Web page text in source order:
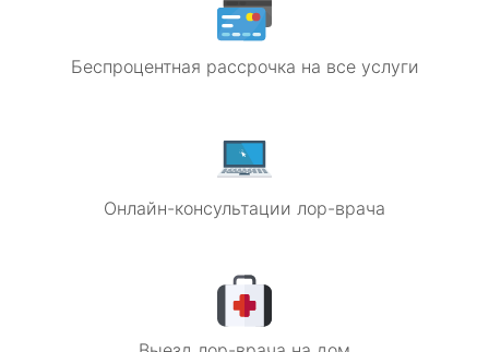
Беспроцентная рассрочка на все услуги
Онлайн-консультации лор-врача